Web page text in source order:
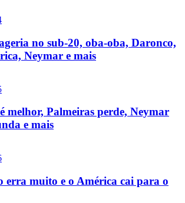
no sub-20, oba-oba, Daronco,
Neymar e mais
melhor, Palmeiras perde, Neymar
e mais
erra muito e o América cai para o